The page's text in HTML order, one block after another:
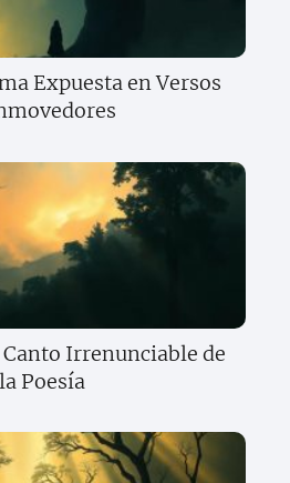
Expuesta en Versos
Irrenunciable de
la Poesía